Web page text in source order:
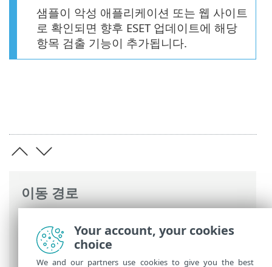
이동 경로
Security >ESET Small Business Security
운용>도구> 분석용 샘플 전송
샘플이 악성 애플리케이션 또는 웹 사이트
로 확인되면 향후 ESET 업데이트에 해당
항목 검출 기능이 추가됩니다.
Your account, your cookies
choice
We and our partners use cookies to give you the best